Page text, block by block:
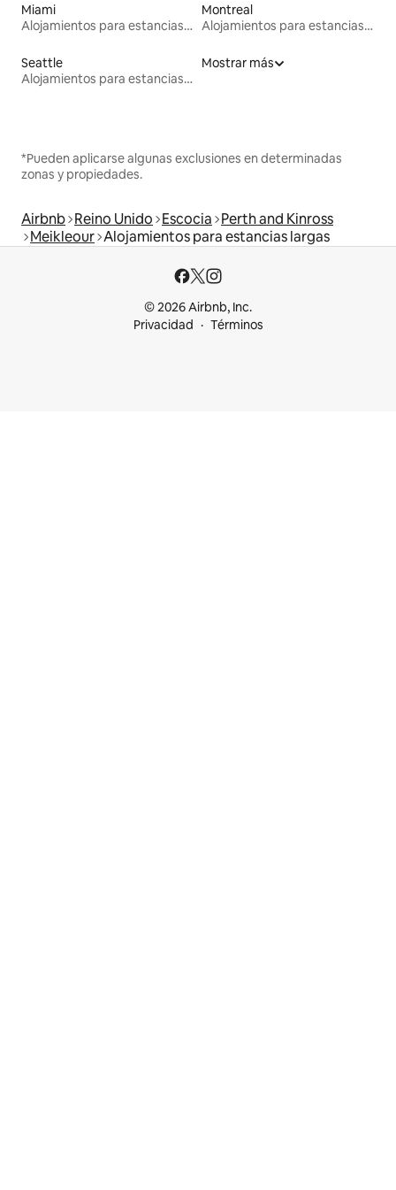
Miami
Alojamientos para estancias largas
Montreal
Alojamientos para estancias largas
Seattle
Alojamientos para estancias largas
Mostrar más
*Pueden aplicarse algunas exclusiones en determinadas
zonas y propiedades.
Airbnb Reino Unido Escocia Perth and Kinross
Meikleour Alojamientos para estancias largas
© 2026 Airbnb, Inc.
Privacidad
Términos